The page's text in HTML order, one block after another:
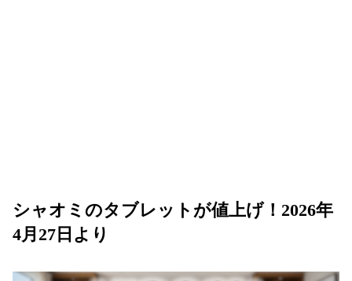
シャオミのタブレットが値上げ！2026年
4月27日より